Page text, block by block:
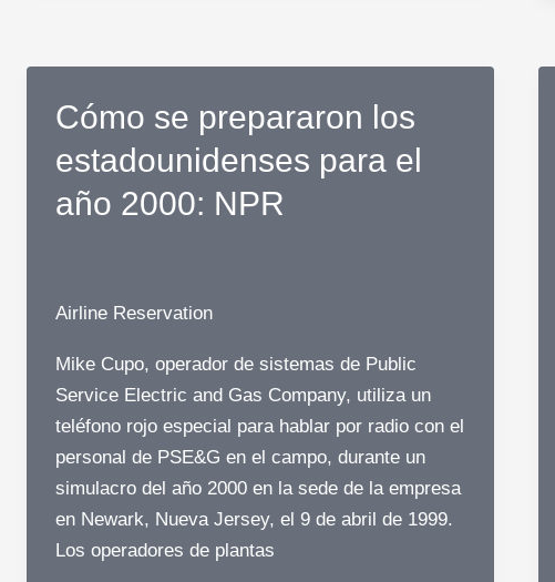
Aviation
Cómo se prepararon los
estadounidenses para el
año 2000: NPR
Airline Reservation
Mike Cupo, operador de sistemas de Public
Service Electric and Gas Company, utiliza un
teléfono rojo especial para hablar por radio con el
personal de PSE&G en el campo, durante un
simulacro del año 2000 en la sede de la empresa
en Newark, Nueva Jersey, el 9 de abril de 1999.
Los operadores de plantas